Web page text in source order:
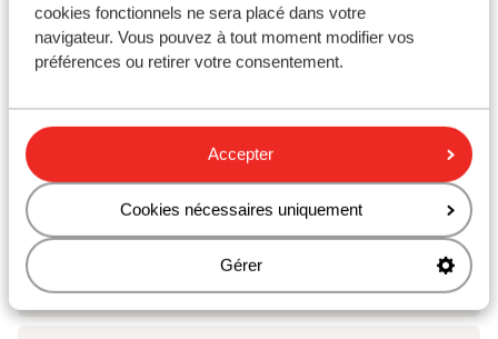
cookies fonctionnels ne sera placé dans votre
navigateur. Vous pouvez à tout moment modifier vos
préférences ou retirer votre consentement.
Accepter
Cookies nécessaires uniquement
Gérer
Hôtel Iberostar Waves Bahia de Palma - Réservé
aux adultes
Iberostar Selection Llaut Palma - Réservé aux
adultes
MiM Mallorca member of Melia Collection
Zafiro Alzinar Mar - adults only